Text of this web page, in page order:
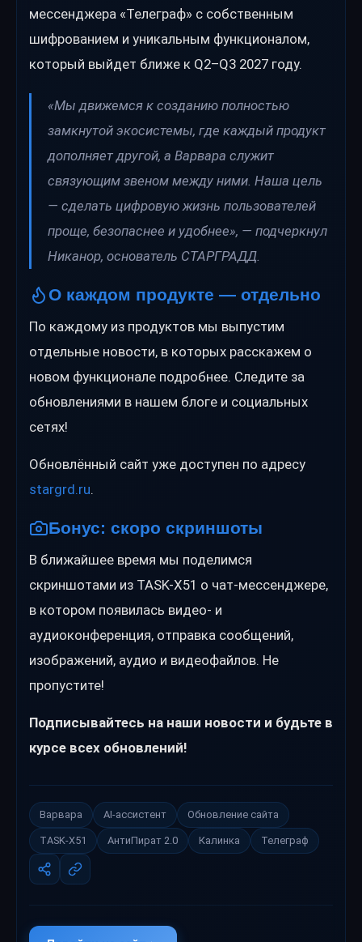
мессенджера «Телеграф» с собственным
шифрованием и уникальным функционалом,
который выйдет ближе к Q2–Q3 2027 году.
«Мы движемся к созданию полностью
замкнутой экосистемы, где каждый продукт
дополняет другой, а Варвара служит
связующим звеном между ними. Наша цель
— сделать цифровую жизнь пользователей
проще, безопаснее и удобнее», — подчеркнул
Никанор, основатель СТАРГРАДД.
О каждом продукте — отдельно
По каждому из продуктов мы выпустим
отдельные новости, в которых расскажем о
новом функционале подробнее. Следите за
обновлениями в нашем блоге и социальных
сетях!
Обновлённый сайт уже доступен по адресу
stargrd.ru.
Бонус: скоро скриншоты
В ближайшее время мы поделимся
скриншотами из TASK-X51 о чат-мессенджере,
в котором появилась видео- и
аудиоконференция, отправка сообщений,
изображений, аудио и видеофайлов. Не
пропустите!
Подписывайтесь на наши новости и будьте в
курсе всех обновлений!
Варвара AI-ассистент Обновление сайта
TASK-X51 АнтиПират 2.0 Калинка Телеграф